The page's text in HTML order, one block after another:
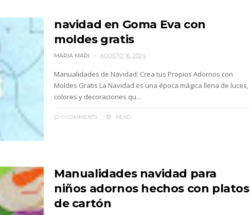
navidad en Goma Eva con
moldes gratis
MARIA MARI AGOSTO 16, 2024
Manualidades de Navidad: Crea tus Propios Adornos con
Moldes Gratis La Navidad es una época mágica llena de luces,
colores y decoraciones qu...
0 COMMENTS READ
Manualidades navidad para
niños adornos hechos con platos
de cartón